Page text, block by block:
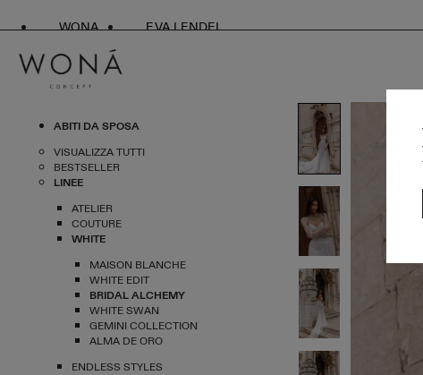
WONA EVA LENDEL
ABITI DA SPOSA
VISUALIZZA TUTTI
BESTSELLER
LINEE
ATELIER
COUTURE
WHITE
MAISON BLANCHE
WHITE EDIT
BRIDAL ALCHEMY
WHITE SWAN
GEMINI COLLECTION
ALMA DE ORO
ENDLESS STYLES